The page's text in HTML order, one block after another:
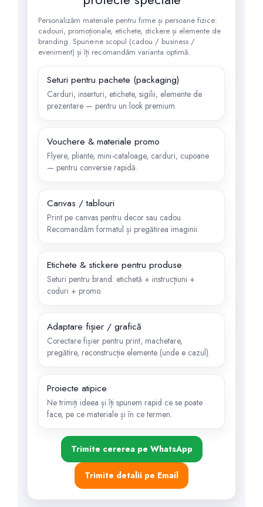
Personalizăm materiale pentru firme și persoane fizice:
cadouri, promoționale, etichete, stickere și elemente de
branding. Spune-ne scopul (cadou / business /
eveniment) și îți recomandăm varianta optimă.
Seturi pentru pachete (packaging)
Carduri, inserturi, etichete, sigilii, elemente de
prezentare — pentru un look premium.
Vouchere & materiale promo
Flyere, pliante, mini-cataloage, carduri, cupoane
— pentru conversie rapidă.
Canvas / tablouri
Print pe canvas pentru decor sau cadou.
Recomandăm formatul și pregătirea imaginii.
Etichete & stickere pentru produse
Seturi pentru brand: etichetă + instrucțiuni +
coduri + promo.
Adaptare fișier / grafică
Corectare fișier pentru print, machetare,
pregătire, reconstrucție elemente (unde e cazul).
Proiecte atipice
Ne trimiți ideea și îți spunem rapid ce se poate
face, pe ce materiale și în ce termen.
Trimite cererea pe WhatsApp
Trimite detalii pe Email